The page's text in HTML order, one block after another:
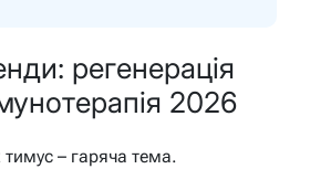
регенерація
2026
– гаряча тема.